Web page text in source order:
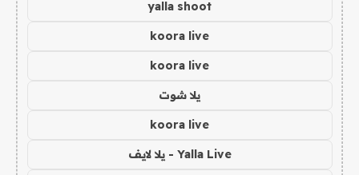
yalla shoot
koora live
koora live
يلا شوت
koora live
Yalla Live - يلا لايف